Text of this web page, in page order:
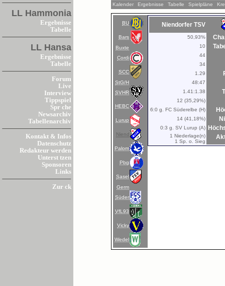
LL Hammonia
Ergebnisse
Tabelle
LL Hansa
Ergebnisse
Tabelle
Forum
Live
Interview
Tippspiel
Spr che
Newsarchiv
Tabellenarchiv
Kontakt & Infos
Datenschutz
Redakteur werden
Unterst tzen
Sponsoren
Links
Zur ck
Kalender Ergebnisse Tabelle Spielpläne
BU
Bars
Buxte
Cordi
SCC
StG/H
SVHR
HEBC
Lurup
Niend
Palom
Pbg
Sasel
Germ
Süder
VfL93
Vicky
Wedel
Niendorfer TSV
50,93%
10
44
34
1.29
48:47
1.41:1.38
12 (35,29%)
6:0 g. FC Süderelbe (H)
14 (41,18%)
0:3 g. SV Lurup (A)
1 Niederlage(n)
1 Sp. o. Sieg